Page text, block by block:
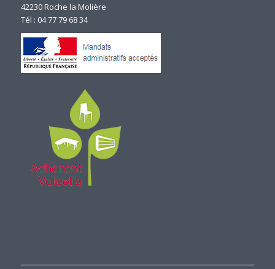
42230 Roche la Molière
Tél : 04 77 79 68 34